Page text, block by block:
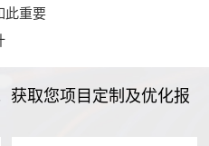
此重要
获取您项目定制及优化报